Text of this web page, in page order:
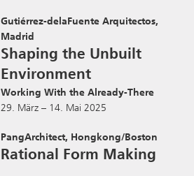
Gutiérrez-delaFuente Arquitectos,
Madrid
Shaping the Unbuilt
Environment
Working With the Already-There
29. März – 14. Mai 2025
PangArchitect, Hongkong/Boston
Rational Form Making